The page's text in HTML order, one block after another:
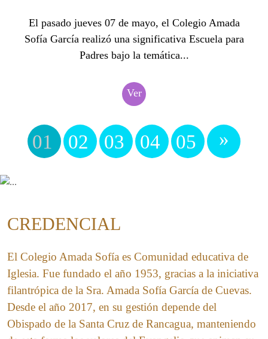
El pasado jueves 07 de mayo, el Colegio Amada
Sofía García realizó una significativa Escuela para
Padres bajo la temática...
Ver
01 02 03 04 05 »
CREDENCIAL
El Colegio Amada Sofía es Comunidad educativa de
Iglesia. Fue fundado el año 1953, gracias a la iniciativa
filantrópica de la Sra. Amada Sofía García de Cuevas.
Desde el año 2017, en su gestión depende del
Obispado de la Santa Cruz de Rancagua, manteniendo